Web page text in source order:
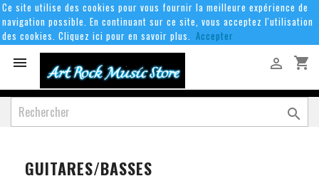
Ce site utilise des cookies pour vous fournir la meilleure expérience de
navigation possible. En continuant sur ce site, vous acceptez l'utilisation
des cookies. Cliquez ici pour en savoir plus. Accepter
 shopping_cart


GUITARES/BASSES